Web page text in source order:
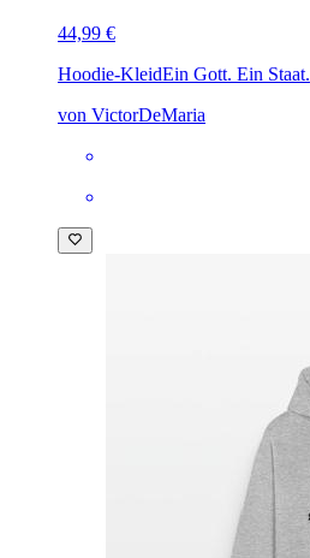
44,99 €
Hoodie-KleidEin Gott. Ein Staat.
von VictorDeMaria